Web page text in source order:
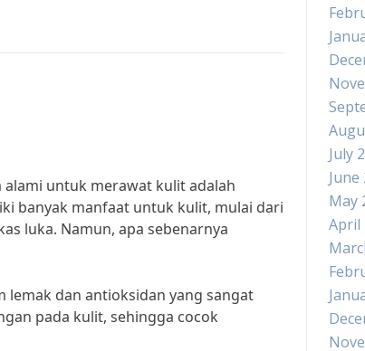
alami untuk merawat kulit adalah
banyak manfaat untuk kulit, mulai dari
luka. Namun, apa sebenarnya
lemak dan antioksidan yang sangat
pada kulit, sehingga cocok
July
June
May
April